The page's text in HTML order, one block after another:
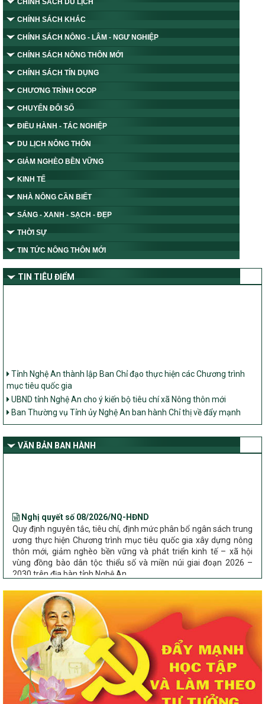
CHÍNH SÁCH KHÁC
CHÍNH SÁCH NÔNG - LÂM - NGƯ NGHIỆP
CHÍNH SÁCH NÔNG THÔN MỚI
CHÍNH SÁCH TÍN DỤNG
CHƯƠNG TRÌNH OCOP
CHUYỂN ĐỔI SỐ
ĐIỀU HÀNH - TÁC NGHIỆP
DU LỊCH NÔNG THÔN
GIẢM NGHÈO BỀN VỮNG
KINH TẾ
NHÀ NÔNG CẦN BIẾT
SÁNG - XANH - SẠCH - ĐẸP
THỜI SỰ
TIN TỨC NÔNG THÔN MỚI
TIN TIÊU ĐIỂM
Tỉnh Nghệ An thành lập Ban Chỉ đạo thực hiện các Chương trình
mục tiêu quốc gia
UBND tỉnh Nghệ An cho ý kiến bộ tiêu chí xã Nông thôn mới
Ban Thường vụ Tỉnh ủy Nghệ An ban hành Chỉ thị về đẩy mạnh
thực hiện Chương trình mục tiêu quốc gia xây dựng nông thôn mới,
dân tộc thiểu số và miền núi giai đoạn 2026 – 2030 trên địa bàn tỉnh
Nghệ An
VĂN BẢN BAN HÀNH
Quy định nguyên tắc, tiêu chí, định mức phân bổ ngân sách trung
ương thực hiện Chương trình mục tiêu quốc gia xây dựng nông
thôn mới, giảm nghèo bền vững và phát triển kinh tế – xã hội
vùng đồng bào dân tộc thiểu số và miền núi giai đoạn 2026 –
2030 trên địa bàn tỉnh Nghệ An
về đẩy mạnh thực hiện Chương trình mục tiêu quốc gia xây dựng
nông thôn mới, giảm nghèo bền vững và phát triển kinh tế – xã
hội vùng đồng bào dân tộc thiểu số và miền núi giai đoạn 2026 –
2030 trên địa bàn tỉnh Nghệ An
Quyết định số 2490/QĐ-UBND
Về việc thành lập Ban Chỉ đạo Chương trình mục tiều quốc gia xây
dựng nông thôn mới, giảm nghèo bền vững và phát triển kinh tế –
xã hội vùng đồng bào dân tộc thiểu số và miền núi giai đoạn 2026
-2030 tỉnh Nghệ An